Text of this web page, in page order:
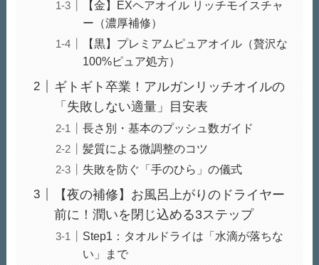
【金】EXヘアオイル リッチモイスチャ
ー（濃厚補修）
【黒】プレミアムピュアオイル（贅沢な
100%ピュア処方）
ギトギト卒業！アルガンリッチオイルの
「失敗しない適量」目安表
長さ別・基本のプッシュ数ガイド
髪質による微調整のコツ
失敗を防ぐ「手のひら」の儀式
【夜の補修】お風呂上がりのドライヤー
前に！潤いを閉じ込める3ステップ
Step1：タオルドライは「水滴が落ちな
い」まで